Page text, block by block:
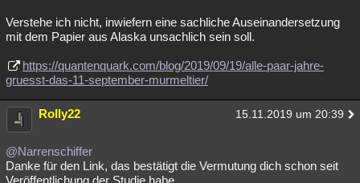
Verstehe ich nicht, inwiefern eine sachliche Auseinandersetzung
mit dem Papier aus Alaska unsachlich sein soll.
https://quantenquark.com/blog/2019/09/19/alle-paar-jahre-
gruesst-das-11-september-murmeltier/
Rolly22 15.11.2019 um 20:39
@Narrenschiffer
Danke für den Link, das bestätigt die Vermutung dich schon seit
Veröffentlichung der Studie habe.